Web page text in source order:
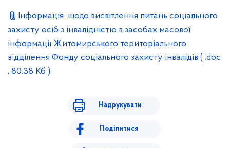
Інформація щодо висвітлення питань соціального
захисту осіб з інвалідністю в засобах масової
інформації Житомирського територіального
відділення Фонду соціального захисту інвалідів ( .doc
, 80.38 Кб )
Надрукувати
Поділитися